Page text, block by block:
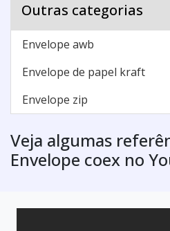
Outras categorias
Envelope awb
Envelope de papel kraft
Envelope zip
Veja algumas
Envelope coex no